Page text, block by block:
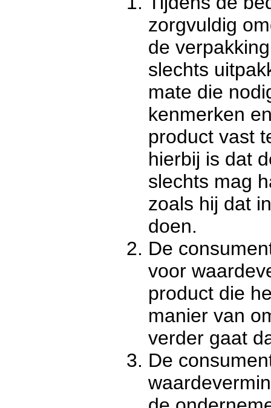
zorgvuldig
de
slechts
mate die
kenmerken
product vast
hierbij is dat
slechts mag
zoals hij dat
doen.
De
voor
product die
manier van
verder gaat
De